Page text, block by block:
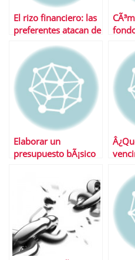
El rizo financiero: las
preferentes atacan de
Elaborar un
presupuesto bÃ¡sico